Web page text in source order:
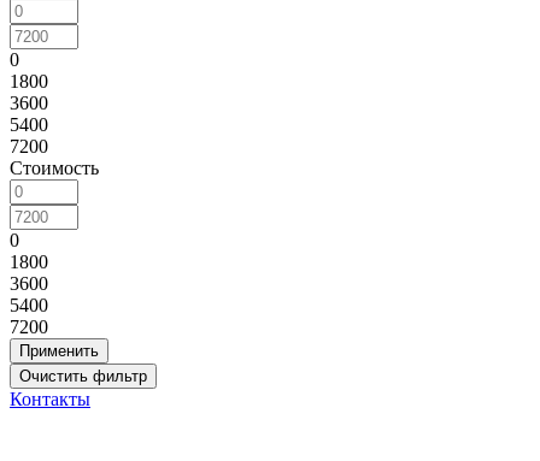
0
1800
3600
5400
7200
Стоимость
0
1800
3600
5400
7200
Контакты